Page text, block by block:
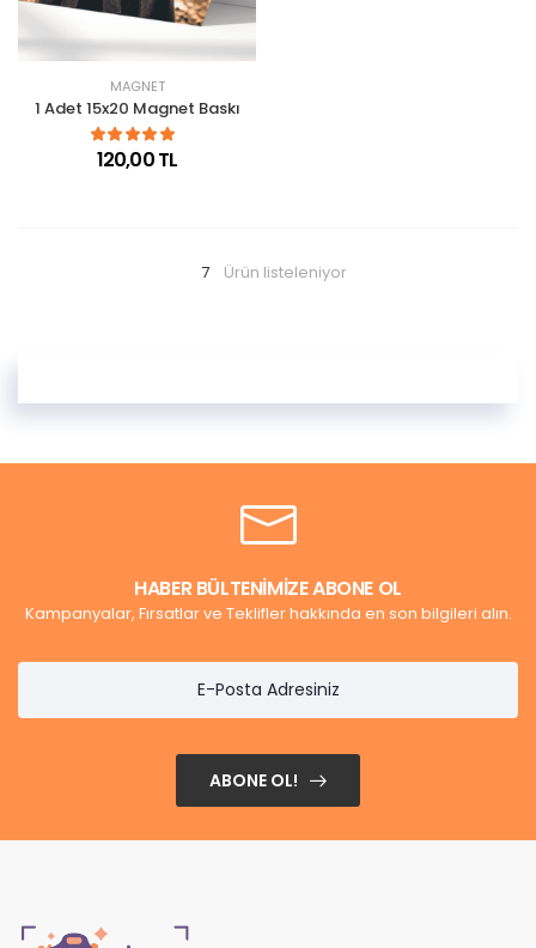
MAGNET
1 Adet 15x20 Magnet Baskı
120,00 TL
7 Ürün listeleniyor
HABER BÜLTENİMİZE ABONE OL
Kampanyalar, Fırsatlar ve Teklifler hakkında en son bilgileri alın.
ABONE OL!